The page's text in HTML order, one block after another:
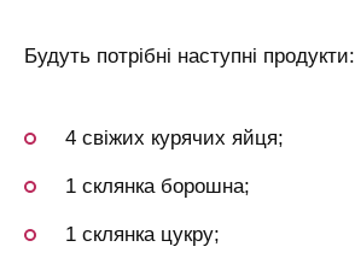
Будуть потрібні наступні продукти:
4 свіжих курячих яйця;
1 склянка борошна;
1 склянка цукру;